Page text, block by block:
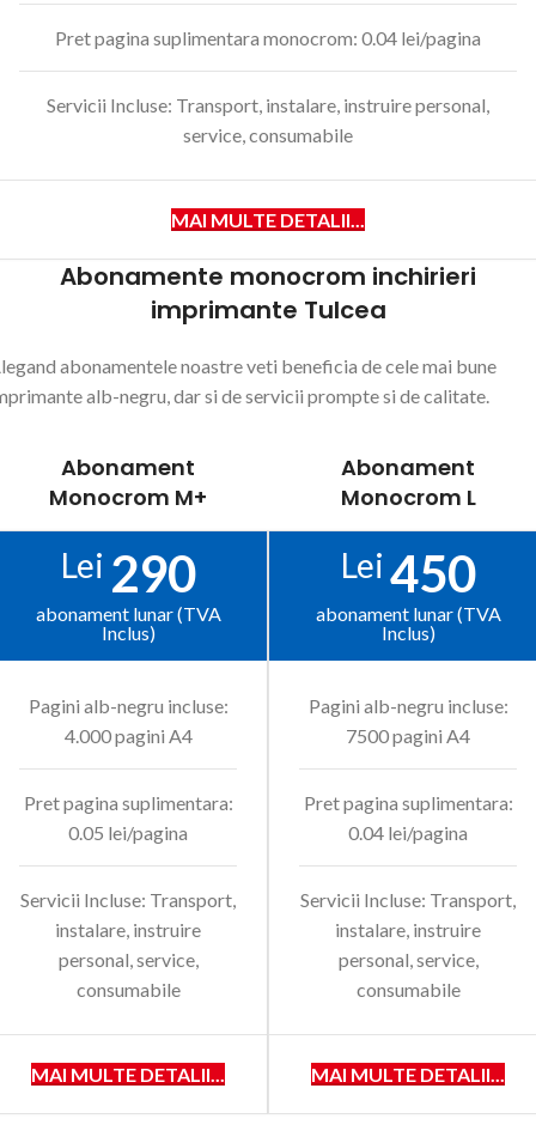
Pret pagina suplimentara monocrom: 0.04 lei/pagina
Servicii Incluse: Transport, instalare, instruire personal,
service, consumabile
MAI MULTE DETALII...
Abonamente monocrom inchirieri
imprimante Tulcea
abonamentele noastre veti beneficia de cele mai bune
alb-negru, dar si de servicii prompte si de calitate.
Abonament
Monocrom M+
Lei 290
abonament lunar (TVA
Inclus)
Pagini alb-negru incluse:
4.000 pagini A4
Pret pagina suplimentara:
0.05 lei/pagina
Servicii Incluse: Transport,
instalare, instruire
personal, service,
consumabile
MAI MULTE DETALII...
Abonament
Monocrom L
Lei 450
abonament lunar (TVA
Inclus)
Pagini alb-negru incluse:
7500 pagini A4
Pret pagina suplimentara:
0.04 lei/pagina
Servicii Incluse: Transport,
instalare, instruire
personal, service,
consumabile
MAI MULTE DETALII...